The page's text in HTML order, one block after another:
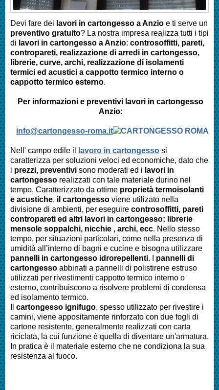
Devi fare dei lavori in cartongesso a Anzio e ti serve un
preventivo gratuito? La nostra impresa realizza tutti i tipi
di lavori in cartongesso aAnzio: controsoffitti, pareti,
contropareti, realizzazione di arredi in cartongesso,
librerie, curve, archi, realizzazione di isolamenti
termici ed acustici a cappotto termico interno o
cappotto termico esterno.
Per informazioni e preventivi lavori in cartongesso
Anzio:
info@cartongesso-roma.it
Nell' campo edile il lavoro in cartongesso si
caratterizza per soluzioni veloci ed economiche, dato che
i prezzi, preventivi sono moderati ed i lavori in
cartongesso realizzati con tale materiale durino nel
tempo. Caratterizzato da ottime proprietà termoisolanti
e acustiche, il cartongesso viene utilizato nella
divisione di ambienti, per eseguire controsoffitti, pareti
contropareti ed altri lavori in cartongesso: librerie
mensole soppalchi, nicchie , archi, ecc. Nello stesso
tempo, per situazioni particolari, come nella presenza di
umidità all’interno di bagni e cucine e bisogna utilizzare
pannelli in cartongesso idrorepellenti. I pannelli di
cartongesso abbinati a pannelli di polistirene estruso
utilizzati per rivestimenti cappotto termico interno o
esterno, contribuiscono a risolvere problemi di condensa
ed isolamento termico.
cartongesso ignifugo, spesso utilizzato per rivestire i
camini, viene appositamente rinforzato con due fogli di
cartone resistente, generalmente realizzati con carta
riciclata, la cui funzione è quella di diventare un'armatura.
In pratica è il materiale esterno che ne condiziona la sua
resistenza al fuoco.